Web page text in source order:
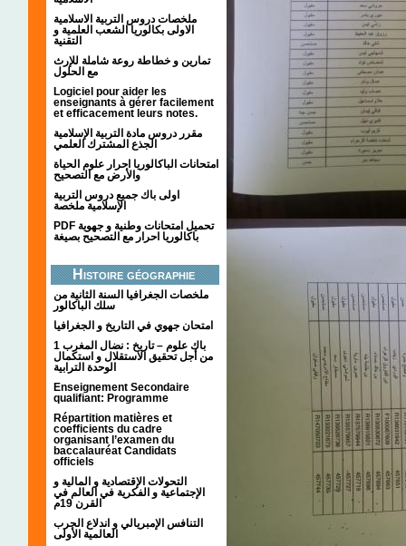
ملخصات دروس التربية الاسلامية
الاولى بكالوريا الشعب العلمية و
التقنية
تمارين و خطاطة روعة شاملة للإرث
مع الحلول
Logiciel pour aider les
enseignants à gérer facilement
et efficacement leurs notes.
مقرر دروس مادة التربية الإسلامية
الجذع المشترك العلمي
امتحانات الباكالوريا احرار علوم الحياة
والأرض مع التصحيح
اولى باك جميع دروس التربية
الإسلامية ملخصة
PDF تحميل امتحانات وطنية و جهوية
باكالوريا احرار مع التصحيح بصيغة
Histoire géographie
ملخصات الجغرافيا السنة الثانية من
سلك الباكالور
امتحان جهوي في التاريخ و الجغرافيا
1 باك علوم – تاريخ : نضال المغرب
من أجل تحقيق الاستقلال و استكمال
الوحدة الترابية
Enseignement Secondaire
qualifiant: Programme
Répartition matières et
coefficients du cadre
organisant l’examen du
baccalauréat Candidats
officiels
التحولات الإقتصادية و المالية و
الإجتماعية و الفكرية في العالم في
القرن 19م
التنافس الإمبريالي و اندلاع الحرب
العالمية الأولى